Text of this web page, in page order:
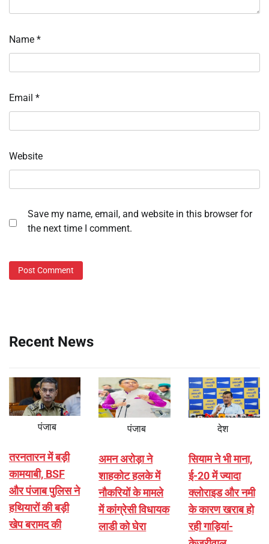
Name *
Email *
Website
Save my name, email, and website in this browser for
the next time I comment.
Recent News
पंजाब
तरनतारन में बड़ी
कामयाबी, BSF
और पंजाब पुलिस ने
हथियारों की बड़ी
खेप बरामद की
पंजाब
अमन अरोड़ा ने
शाहकोट हलके में
नौकरियों के मामले
में कांग्रेसी विधायक
लाडी को घेरा
देश
सियाम ने भी माना,
ई-20 में ज्यादा
क्लोराइड और नमी
के कारण खराब हो
रही गाड़ियां-